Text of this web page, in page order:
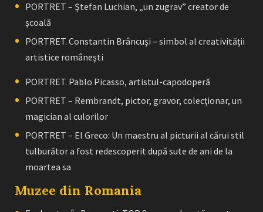
PORTRET – Ştefan Luchian, „un zugrav” creator de
școală
PORTRET. Constantin Brâncuşi – simbol al creativităţii
artistice româneşti
PORTRET. Pablo Picasso, artistul-capodoperă
PORTRET – Rembrandt, pictor, gravor, colecţionar, un
magician al culorilor
PORTRET – El Greco: Un maestru al picturii al cărui stil
tulburător a fost redescoperit după sute de ani de la
moartea sa
Muzee din Romania